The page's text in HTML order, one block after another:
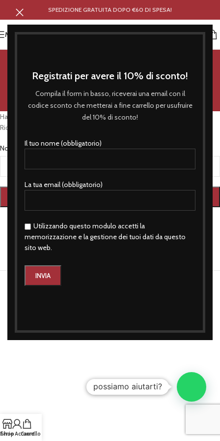
Registrati per avere il 10% di sconto!
Compila il form in basso, riceverai una email con il
codice sconto che metterai a fine carrello per usufruire
del 10% di sconto!
Il tuo nome (obbligatorio)
La tua email (obbligatorio)
Utilizzando questo modulo accetti la
memorizzazione e la gestione dei tuoi dati da questo
sito web.
SPEDIZIONE GRATUITA DOPO €60 DI SPESA!
MENU
Password dimenticata
Home/Il mio account
Hai perso la password? Inserisci il tuo nome utente o l'indirizzo email.
Riceverai tramite email un link per generarne una nuova.
Nome utente o indirizzo email*
Shop
Il mio Account
Carrello
possiamo aiutarti?